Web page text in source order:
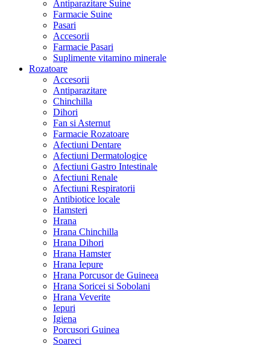
Antiparazitare Suine
Farmacie Suine
Pasari
Accesorii
Farmacie Pasari
Suplimente vitamino minerale
Rozatoare
Accesorii
Antiparazitare
Chinchilla
Dihori
Fan si Asternut
Farmacie Rozatoare
Afectiuni Dentare
Afectiuni Dermatologice
Afectiuni Gastro Intestinale
Afectiuni Renale
Afectiuni Respiratorii
Antibiotice locale
Hamsteri
Hrana
Hrana Chinchilla
Hrana Dihori
Hrana Hamster
Hrana Iepure
Hrana Porcusor de Guineea
Hrana Soricei si Sobolani
Hrana Veverite
Iepuri
Igiena
Porcusori Guinea
Soareci